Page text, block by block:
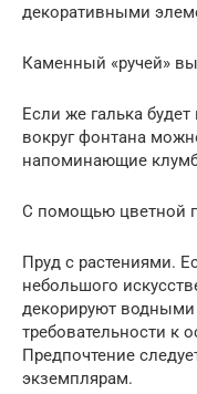
декоративными
Каменный «ручей»
Если же галька
вокруг фонтана
напоминающие
С помощью цветной
Пруд с растениями.
небольшого
декорируют водными
требовательности к
Предпочтение
экземплярам.